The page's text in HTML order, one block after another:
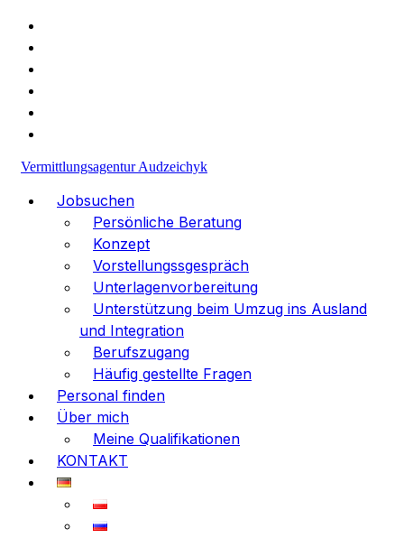
Vermittlungsagentur Audzeichyk
Jobsuchen
Persönliche Beratung
Konzept
Vorstellungssgespräch
Unterlagenvorbereitung
Unterstützung beim Umzug ins Ausland
und Integration
Berufszugang
Häufig gestellte Fragen
Personal finden
Über mich
Meine Qualifikationen
KONTAKT